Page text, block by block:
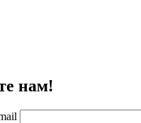
нам!